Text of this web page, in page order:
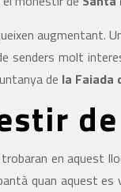
senders molt
de la Faiada
en aquest
quan aquest es